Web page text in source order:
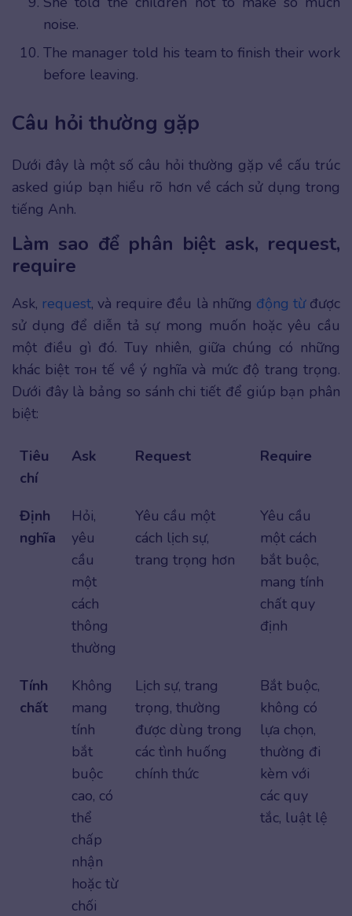
noise.
The manager told his team to finish their work
before leaving.
Câu hỏi thường gặp
Dưới đây là một số câu hỏi thường gặp về cấu trúc
asked giúp bạn hiểu rõ hơn về cách sử dụng trong
tiếng Anh.
Làm sao để phân biệt ask, request,
require
Ask, request, và require đều là những động từđược
sử dụng để diễn tả sự mong muốn hoặc yêu cầu
một điều gì đó. Tuy nhiên, giữa chúng có những
khác biệt тон tế về ý nghĩa và mức độ trang trọng.
Dưới đây là bảng so sánh chi tiết để giúp bạn phân
biệt:
Tiêu
chí
Ask Request Require
Định
nghĩa
Hỏi,
yêu
cầu
một
cách
thông
thường
Yêu cầu một
cách lịch sự,
trang trọng hơn
Yêu cầu
một cách
bắt buộc,
mang tính
chất quy
định
Tính
chất
Không
mang
tính
bắt
buộc
cao, có
thể
chấp
nhận
hoặc từ
chối
Lịch sự, trang
trọng, thường
được dùng trong
các tình huống
chính thức
Bắt buộc,
không có
lựa chọn,
thường đi
kèm với
các quy
tắc, luật lệ